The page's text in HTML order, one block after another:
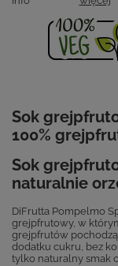
Sok
100%
Sok
naturalnie
DiFrutta Pompelmo
grejpfrutowy, w
grejpfrutów
dodatku cukru, bez
tylko naturalny smak